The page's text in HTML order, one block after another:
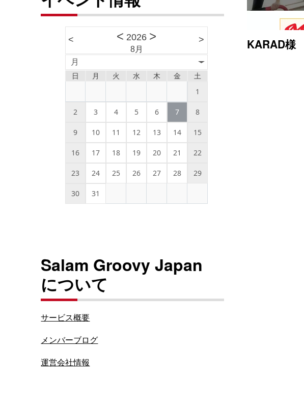
KARAD様
< < 2026 >
8月
>
月
日 月 火 水 木 金 土
1
2 3 4 5 6 7 8
9 10 11 12 13 14 15
16 17 18 19 20 21 22
23 24 25 26 27 28 29
30 31
Salam Groovy Japan
について
サービス概要
メンバーブログ
運営会社情報